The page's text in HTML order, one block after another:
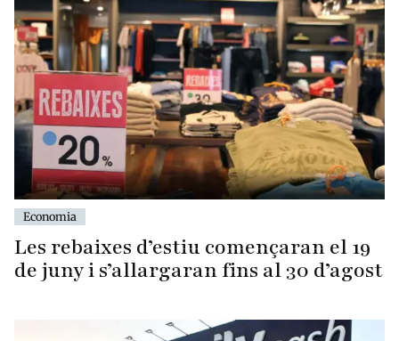
Economia
Les rebaixes d’estiu començaran el 19
de juny i s’allargaran fins al 30 d’agost